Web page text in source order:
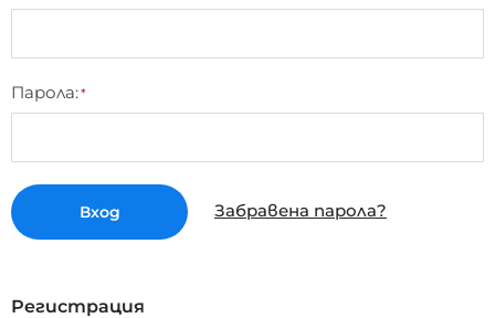
Парола
Вход Забравена парола
Регистрация